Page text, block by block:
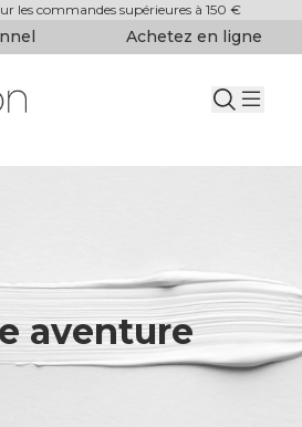
les commandes supérieures à 150 €
Achetez en ligne
aventure